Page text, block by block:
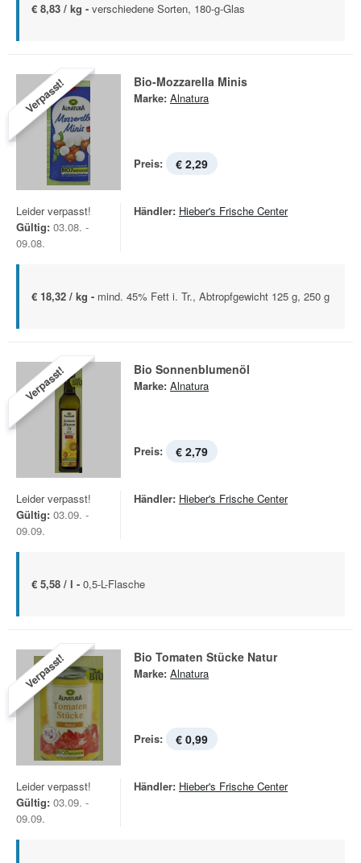
€ 8,83 / kg - verschiedene Sorten, 180-g-Glas
Verpasst! Bio-Mozzarella Minis
Marke: Alnatura
Preis: € 2,29
Leider verpasst!
Gültig: 03.08. -
09.08.
Händler: Hieber's Frische Center
€ 18,32 / kg - mind. 45% Fett i. Tr., Abtropfgewicht 125 g, 250 g
Verpasst! Bio Sonnenblumenöl
Marke: Alnatura
Preis: € 2,79
Leider verpasst!
Gültig: 03.09. -
09.09.
Händler: Hieber's Frische Center
€ 5,58 / l - 0,5-L-Flasche
Verpasst! Bio Tomaten Stücke Natur
Marke: Alnatura
Preis: € 0,99
Leider verpasst!
Gültig: 03.09. -
09.09.
Händler: Hieber's Frische Center